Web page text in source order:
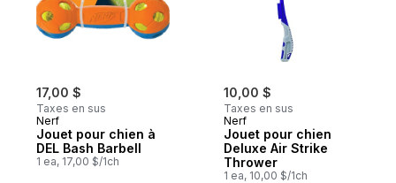
17,00 $
Taxes en sus
Nerf
Jouet pour chien à
DEL Bash Barbell
1 ea, 17,00 $/1ch
10,00 $
Taxes en sus
Nerf
Jouet pour chien
Deluxe Air Strike
Thrower
1 ea, 10,00 $/1ch